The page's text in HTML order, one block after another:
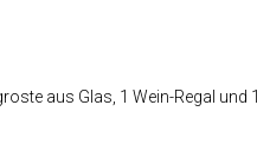
aus Glas, 1 Wein-Regal und 1